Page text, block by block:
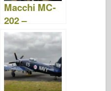
Macchi MC-
202 –
WalkAround